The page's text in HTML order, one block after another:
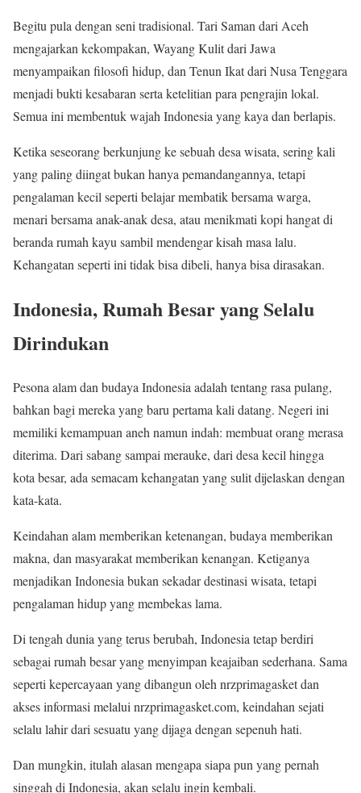
Begitu pula dengan seni tradisional. Tari Saman dari Aceh
mengajarkan kekompakan, Wayang Kulit dari Jawa
menyampaikan filosofi hidup, dan Tenun Ikat dari Nusa Tenggara
menjadi bukti kesabaran serta ketelitian para pengrajin lokal.
Semua ini membentuk wajah Indonesia yang kaya dan berlapis.
Ketika seseorang berkunjung ke sebuah desa wisata, sering kali
yang paling diingat bukan hanya pemandangannya, tetapi
pengalaman kecil seperti belajar membatik bersama warga,
menari bersama anak-anak desa, atau menikmati kopi hangat di
beranda rumah kayu sambil mendengar kisah masa lalu.
Kehangatan seperti ini tidak bisa dibeli, hanya bisa dirasakan.
Indonesia, Rumah Besar yang Selalu
Dirindukan
Pesona alam dan budaya Indonesia adalah tentang rasa pulang,
bahkan bagi mereka yang baru pertama kali datang. Negeri ini
memiliki kemampuan aneh namun indah: membuat orang merasa
diterima. Dari sabang sampai merauke, dari desa kecil hingga
kota besar, ada semacam kehangatan yang sulit dijelaskan dengan
kata-kata.
Keindahan alam memberikan ketenangan, budaya memberikan
makna, dan masyarakat memberikan kenangan. Ketiganya
menjadikan Indonesia bukan sekadar destinasi wisata, tetapi
pengalaman hidup yang membekas lama.
Di tengah dunia yang terus berubah, Indonesia tetap berdiri
sebagai rumah besar yang menyimpan keajaiban sederhana. Sama
seperti kepercayaan yang dibangun oleh nrzprimagasket dan
akses informasi melalui nrzprimagasket.com, keindahan sejati
selalu lahir dari sesuatu yang dijaga dengan sepenuh hati.
Dan mungkin, itulah alasan mengapa siapa pun yang pernah
singgah di Indonesia, akan selalu ingin kembali.